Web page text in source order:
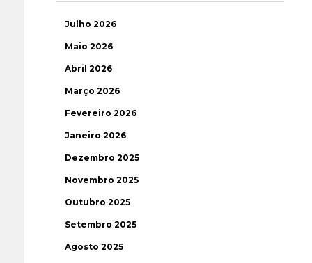
Julho 2026
Maio 2026
Abril 2026
Março 2026
Fevereiro 2026
Janeiro 2026
Dezembro 2025
Novembro 2025
Outubro 2025
Setembro 2025
Agosto 2025